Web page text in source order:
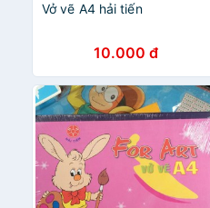
Vở vẽ A4 hải tiến
10.000 đ